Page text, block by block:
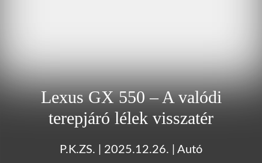
Lexus GX 550 – A valódi
terepjáró lélek visszatér
P.K.ZS. 2025.12.26. Autó